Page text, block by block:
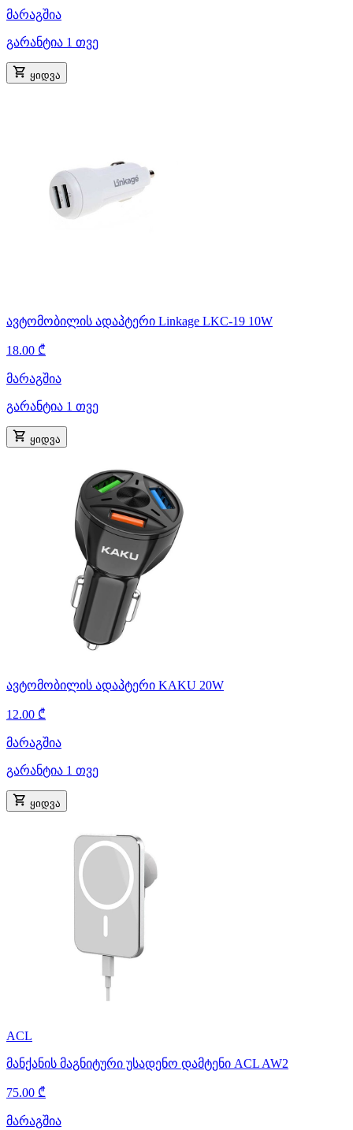
მარაგშია
გარანტია 1 თვე
ყიდვა
ავტომობილის ადაპტერი Linkage LKC-19 10W
18.00 ₾
მარაგშია
გარანტია 1 თვე
ყიდვა
ავტომობილის ადაპტერი KAKU 20W
12.00 ₾
მარაგშია
გარანტია 1 თვე
ყიდვა
ACL
მანქანის მაგნიტური უსადენო დამტენი ACL AW2
75.00 ₾
მარაგშია